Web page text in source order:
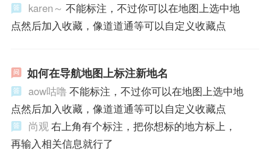
karen～ 不能标注，不过你可以在地图上选中地
点然后加入收藏，像道道通等可以自定义收藏点
如何在导航地图上标注新地名
aow咕噜不能标注，不过你可以在地图上选中地
点然后加入收藏，像道道通等可以自定义收藏点
尚观右上角有个标注，把你想标的地方标上，
再输入相关信息就行了